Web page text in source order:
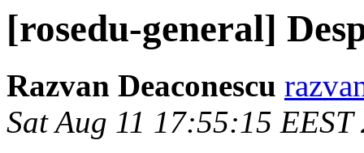
[rosedu-general]
Razvan Deaconescu
Sat Aug 11 17:55:15 EEST